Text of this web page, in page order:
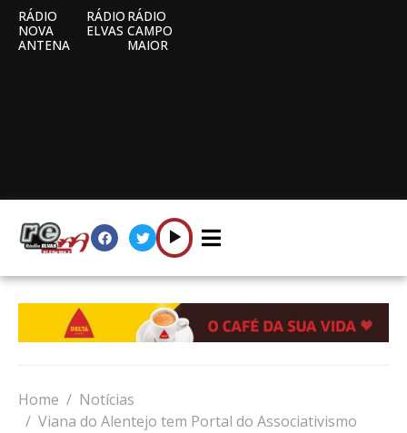
RÁDIO
NOVA
ANTENA
RÁDIO
ELVAS
RÁDIO
CAMPO
MAIOR
Home
Notícias
Viana do Alentejo tem Portal do Associativismo